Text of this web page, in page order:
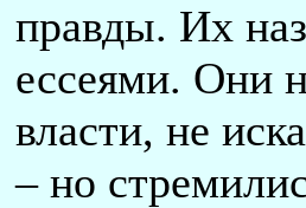
правды. Их
ессеями. Они
власти, не
– но